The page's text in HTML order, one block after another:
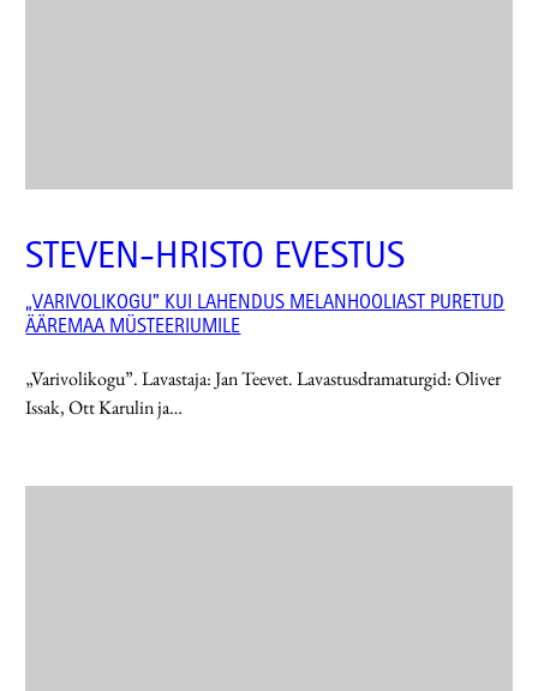
STEVEN-HRISTO EVESTUS
„VARIVOLIKOGU” KUI LAHENDUS MELANHOOLIAST PURETUD
ÄÄREMAA MÜSTEERIUMILE
„Varivolikogu”. Lavastaja: Jan Teevet. Lavastusdramaturgid: Oliver
Issak, Ott Karulin ja…